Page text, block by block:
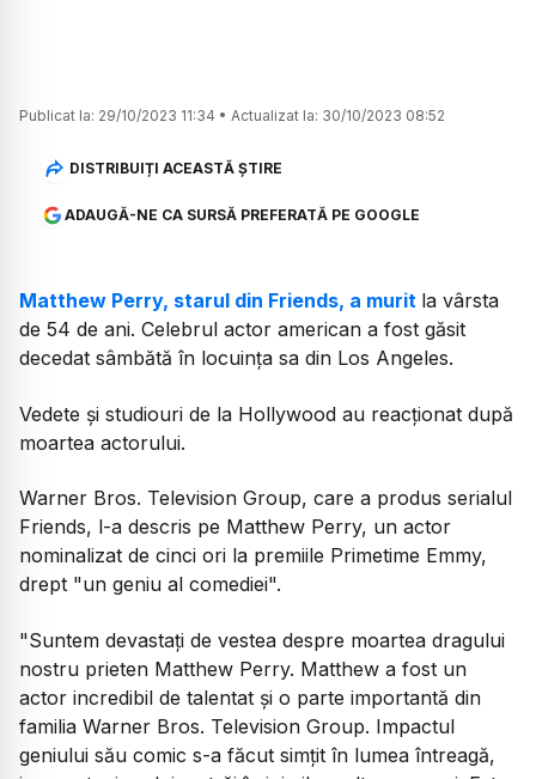
Publicat la: 29/10/2023 11:34 • Actualizat la: 30/10/2023 08:52
DISTRIBUIȚI ACEASTĂ ȘTIRE
ADAUGĂ-NE CA SURSĂ PREFERATĂ PE GOOGLE
Matthew Perry, starul din Friends, a murit la vârsta
de 54 de ani. Celebrul actor american a fost găsit
decedat sâmbătă în locuința sa din Los Angeles.
Vedete și studiouri de la Hollywood au reacționat după
moartea actorului.
Warner Bros. Television Group, care a produs serialul
Friends, l-a descris pe Matthew Perry, un actor
nominalizat de cinci ori la premiile Primetime Emmy,
drept "un geniu al comediei".
"Suntem devastaţi de vestea despre moartea dragului
nostru prieten Matthew Perry. Matthew a fost un
actor incredibil de talentat şi o parte importantă din
familia Warner Bros. Television Group. Impactul
geniului său comic s-a făcut simţit în lumea întreagă,